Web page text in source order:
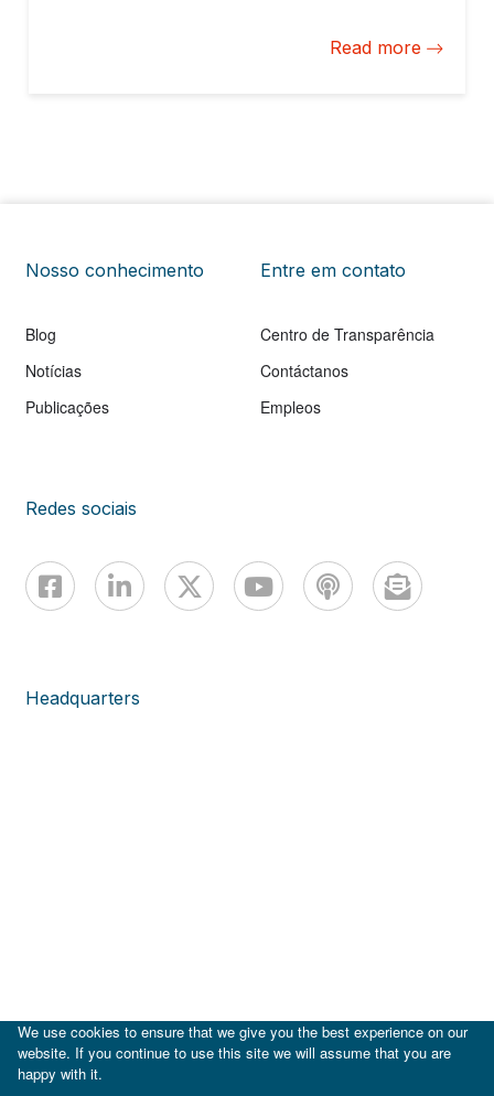
Read more
Nosso conhecimento
Blog
Notícias
Publicações
Entre em contato
Centro de Transparência
Contáctanos
Empleos
Redes sociais
Headquarters
We use cookies to ensure that we give you the best experience on our
website. If you continue to use this site we will assume that you are
happy with it.